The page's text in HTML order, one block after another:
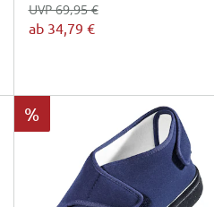
ab 34,79 €
UVP 69,95 €
%